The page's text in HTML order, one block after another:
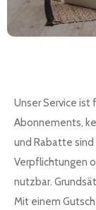
Unser Service ist
Abonnements,
und Rabatte sind
Verpflichtungen
nutzbar.
Mit einem